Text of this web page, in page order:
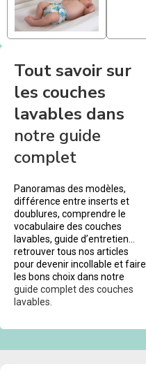
Tout savoir sur
les couches
lavables dans
notre guide
complet
Panoramas des modèles,
différence entre inserts et
doublures, comprendre le
vocabulaire des couches
lavables, guide d’entretien…
retrouver tous nos articles
pour devenir incollable et faire
les bons choix dans notre
guide complet des couches
lavables.